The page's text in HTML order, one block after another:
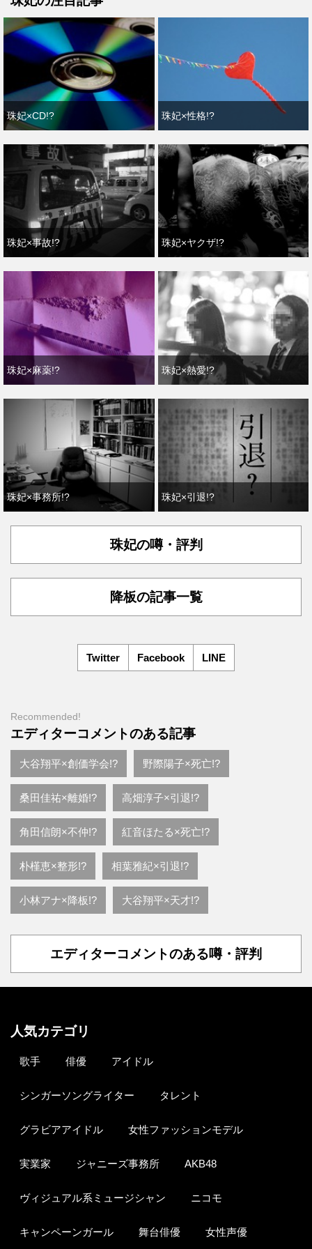
珠妃×CD!? 珠妃×性格!?
珠妃×事故!? 珠妃×ヤクザ!?
珠妃×麻薬!? 珠妃×熱愛!?
珠妃×事務所!? 珠妃×引退!?
珠妃の噂・評判
降板の記事一覧
Twitter Facebook LINE
Recommended!
エディターコメントのある記事
大谷翔平×創価学会!? 野際陽子×死亡!?
桑田佳祐×離婚!? 高畑淳子×引退!?
角田信朗×不仲!? 紅音ほたる×死亡!?
朴槿恵×整形!? 相葉雅紀×引退!?
小林アナ×降板!? 大谷翔平×天才!?
エディターコメントのある噂・評判
人気カテゴリ
歌手 俳優 アイドル
シンガーソングライター タレント
グラビアアイドル 女性ファッションモデル
実業家 ジャニーズ事務所 AKB48
ヴィジュアル系ミュージシャン ニコモ
キャンペーンガール 舞台俳優 女性声優